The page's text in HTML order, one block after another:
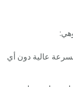
بسرعة عالية دون أي